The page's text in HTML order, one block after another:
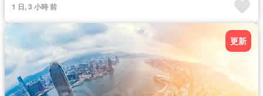
1 日, 3 小時 前
更新